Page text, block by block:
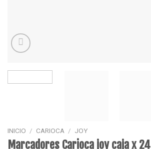
INICIO / CARIOCA / JOY
Marcadores Carioca joy caja x 24